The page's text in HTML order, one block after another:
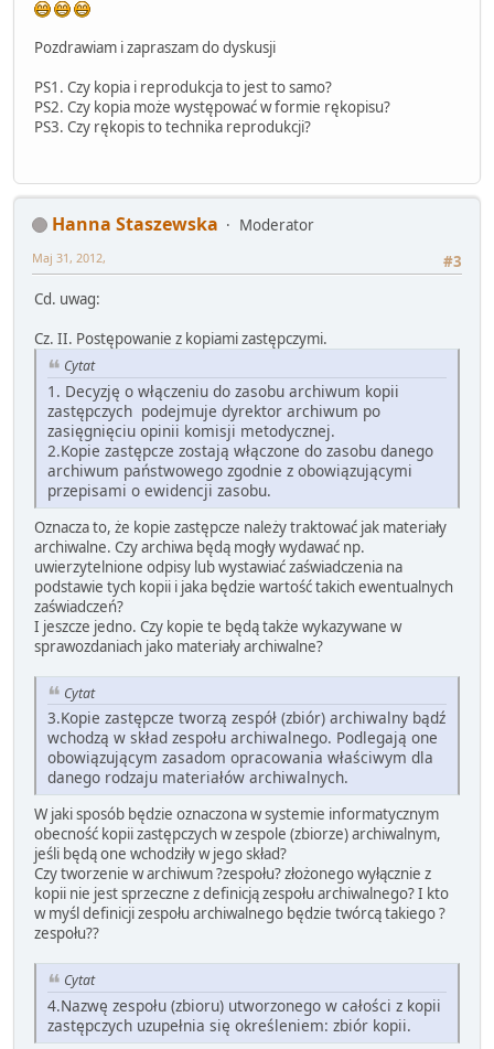
Pozdrawiam i zapraszam do dyskusji
PS1. Czy kopia i reprodukcja to jest to samo?
PS2. Czy kopia może występować w formie rękopisu?
PS3. Czy rękopis to technika reprodukcji?
Hanna Staszewska
Moderator
#3
Maj 31, 2012,
Cd. uwag:
Cz. II. Postępowanie z kopiami zastępczymi.
Cytat
1. Decyzję o włączeniu do zasobu archiwum kopii
zastępczych podejmuje dyrektor archiwum po
zasięgnięciu opinii komisji metodycznej.
2.Kopie zastępcze zostają włączone do zasobu danego
archiwum państwowego zgodnie z obowiązującymi
przepisami o ewidencji zasobu.
Oznacza to, że kopie zastępcze należy traktować jak materiały
archiwalne. Czy archiwa będą mogły wydawać np.
uwierzytelnione odpisy lub wystawiać zaświadczenia na
podstawie tych kopii i jaka będzie wartość takich ewentualnych
zaświadczeń?
I jeszcze jedno. Czy kopie te będą także wykazywane w
sprawozdaniach jako materiały archiwalne?
Cytat
3.Kopie zastępcze tworzą zespół (zbiór) archiwalny bądź
wchodzą w skład zespołu archiwalnego. Podlegają one
obowiązującym zasadom opracowania właściwym dla
danego rodzaju materiałów archiwalnych.
W jaki sposób będzie oznaczona w systemie informatycznym
obecność kopii zastępczych w zespole (zbiorze) archiwalnym,
jeśli będą one wchodziły w jego skład?
Czy tworzenie w archiwum ?zespołu? złożonego wyłącznie z
kopii nie jest sprzeczne z definicją zespołu archiwalnego? I kto
w myśl definicji zespołu archiwalnego będzie twórcą takiego ?
zespołu??
Cytat
4.Nazwę zespołu (zbioru) utworzonego w całości z kopii
zastępczych uzupełnia się określeniem: zbiór kopii.